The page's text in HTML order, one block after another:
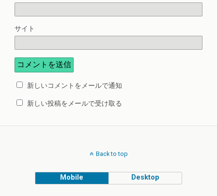
サイト
新しいコメントをメールで通知
新しい投稿をメールで受け取る
Back to top
Mobile Desktop